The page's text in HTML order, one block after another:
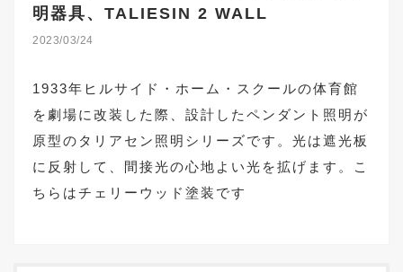
明器具、TALIESIN 2 WALL
2023/03/24
1933年ヒルサイド・ホーム・スクールの体育館
を劇場に改装した際、設計したペンダント照明が
原型のタリアセン照明シリーズです。光は遮光板
に反射して、間接光の心地よい光を拡げます。こ
ちらはチェリーウッド塗装です